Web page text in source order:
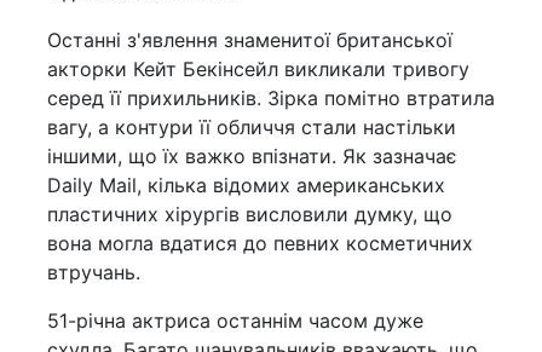
Останні з'явлення знаменитої британської
акторки Кейт Бекінсейл викликали тривогу
серед її прихильників. Зірка помітно втратила
вагу, а контури її обличчя стали настільки
іншими, що їх важко впізнати. Як зазначає
Daily Mail, кілька відомих американських
пластичних хірургів висловили думку, що
вона могла вдатися до певних косметичних
втручань.
51-річна актриса останнім часом дуже